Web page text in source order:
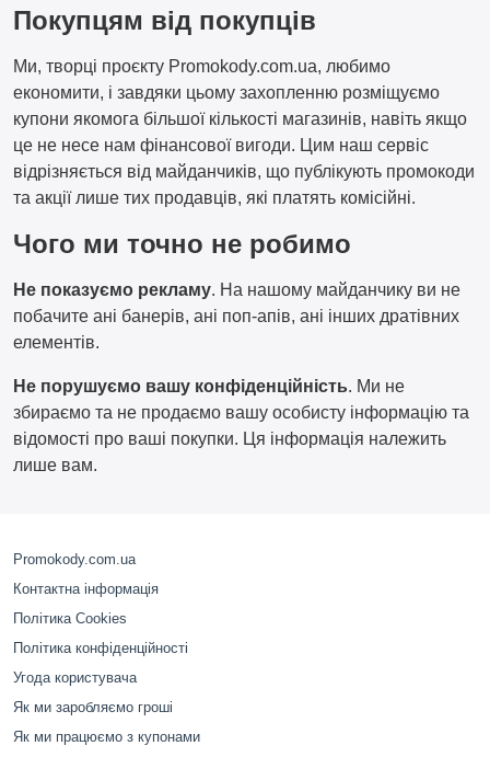
Покупцям від покупців
Ми, творці проєкту Promokody.com.ua, любимо
економити, і завдяки цьому захопленню розміщуємо
купони якомога більшої кількості магазинів, навіть якщо
це не несе нам фінансової вигоди. Цим наш сервіс
відрізняється від майданчиків, що публікують промокоди
та акції лише тих продавців, які платять комісійні.
Чого ми точно не робимо
Не показуємо рекламу. На нашому майданчику ви не
побачите ані банерів, ані поп-апів, ані інших дратівних
елементів.
Не порушуємо вашу конфіденційність. Ми не
збираємо та не продаємо вашу особисту інформацію та
відомості про ваші покупки. Ця інформація належить
лише вам.
Promokody.com.ua
Контактна інформація
Політика Cookies
Політика конфіденційності
Угода користувача
Як ми заробляємо гроші
Як ми працюємо з купонами